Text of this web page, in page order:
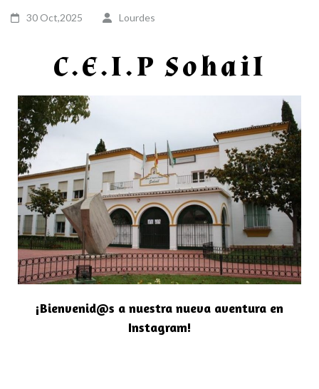
30 Oct,2025 Lourdes
C.E.I.P Sohail
¡Bienvenid@s a nuestra nueva aventura en
Instagram!